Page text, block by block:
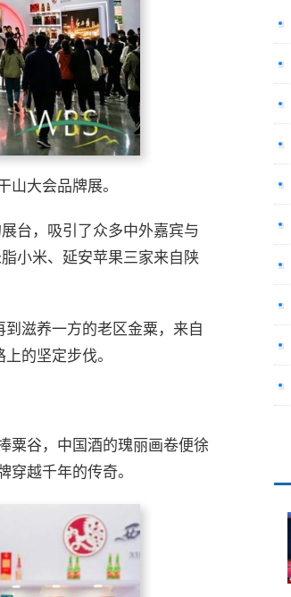
山大会品牌展。
台，吸引了众多中外嘉宾与
小米、延安苹果三家来自陕
滋养一方的老区金粟，来自
的坚定步伐。
粟谷，中国酒的瑰丽画卷便徐
穿越千年的传奇。